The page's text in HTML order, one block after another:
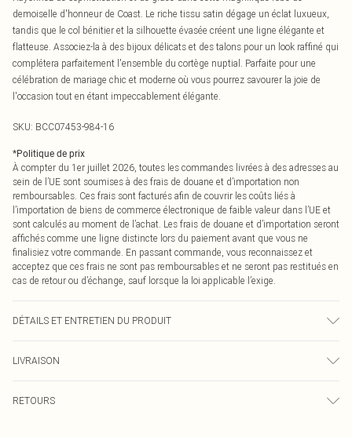
demoiselle d'honneur de Coast. Le riche tissu satin dégage un éclat luxueux,
tandis que le col bénitier et la silhouette évasée créent une ligne élégante et
flatteuse. Associez-la à des bijoux délicats et des talons pour un look raffiné qui
complétera parfaitement l'ensemble du cortège nuptial. Parfaite pour une
célébration de mariage chic et moderne où vous pourrez savourer la joie de
l'occasion tout en étant impeccablement élégante.
SKU: BCC07453-984-16
*Politique de prix
À compter du 1er juillet 2026, toutes les commandes livrées à des adresses au
sein de l’UE sont soumises à des frais de douane et d’importation non
remboursables. Ces frais sont facturés afin de couvrir les coûts liés à
l’importation de biens de commerce électronique de faible valeur dans l’UE et
sont calculés au moment de l’achat. Les frais de douane et d’importation seront
affichés comme une ligne distincte lors du paiement avant que vous ne
finalisiez votre commande. En passant commande, vous reconnaissez et
acceptez que ces frais ne sont pas remboursables et ne seront pas restitués en
cas de retour ou d’échange, sauf lorsque la loi applicable l’exige.
DÉTAILS ET ENTRETIEN DU PRODUIT
Longueur 135cm. Le mannequin porte une taille 10, taille approximative 1m70
- 1m75.
LIVRAISON
RETOURS